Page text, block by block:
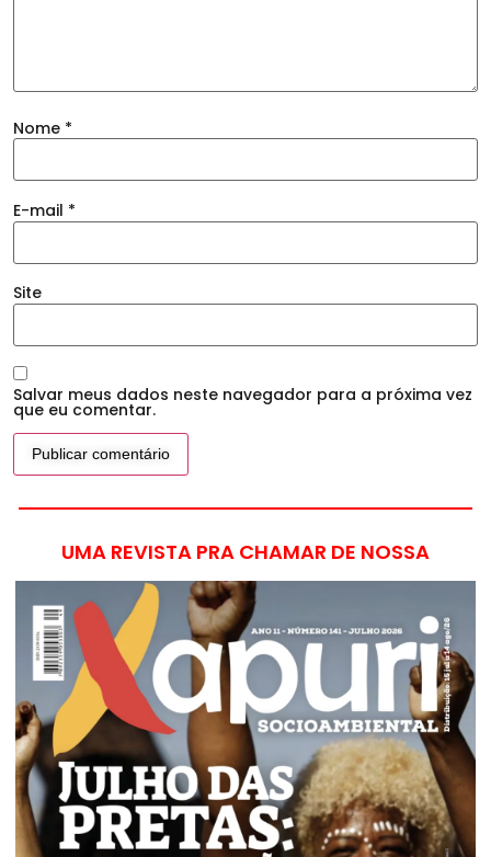
Nome *
E-mail *
Site
Salvar meus dados neste navegador para a próxima vez
que eu comentar.
UMA REVISTA PRA CHAMAR DE NOSSA